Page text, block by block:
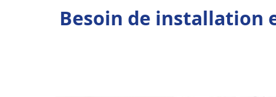
Besoin de installation